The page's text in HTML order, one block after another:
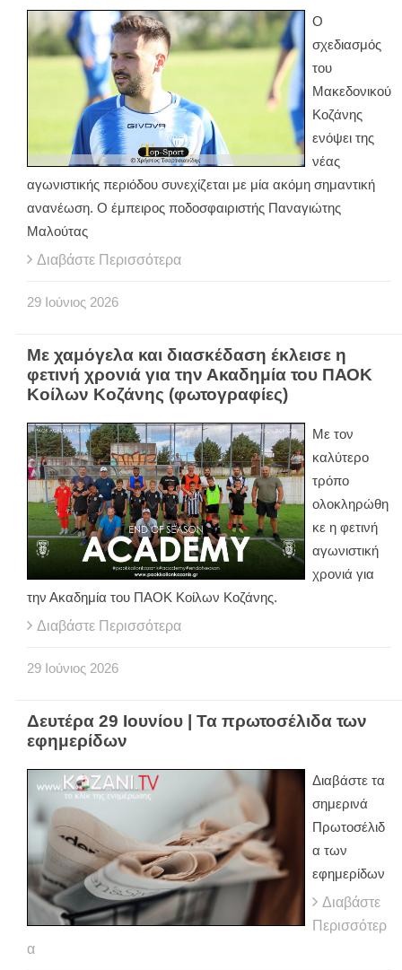
Ο
σχεδιασμός
του
Μακεδονικού
Κοζάνης
ενόψει της
νέας
αγωνιστικής περιόδου συνεχίζεται με μία ακόμη σημαντική
ανανέωση. Ο έμπειρος ποδοσφαιριστής Παναγιώτης
Μαλούτας
Διαβάστε Περισσότερα
29 Ιούνιος 2026
Με χαμόγελα και διασκέδαση έκλεισε η
φετινή χρονιά για την Ακαδημία του ΠΑΟΚ
Κοίλων Κοζάνης (φωτογραφίες)
Με τον
καλύτερο
τρόπο
ολοκληρώθη
κε η φετινή
αγωνιστική
χρονιά για
την Ακαδημία του ΠΑΟΚ Κοίλων Κοζάνης.
Διαβάστε Περισσότερα
29 Ιούνιος 2026
Δευτέρα 29 Ιουνίου | Τα πρωτοσέλιδα των
εφημερίδων
Διαβάστε τα
σημερινά
Πρωτοσέλιδ
α των
εφημερίδων
Διαβάστε
Περισσότερ
α